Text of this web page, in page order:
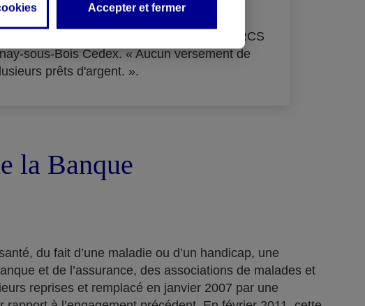
de 33 855 000 € - immatriculée au RCS
sous-Bois Cedex. « Aucun versement de
prêts d'argent. ».
la Banque
du fait d’une maladie ou d’un handicap, une
et de l’assurance, des associations de malades et
reprises et remplacé en janvier 2007 par une
Accepter et fermer